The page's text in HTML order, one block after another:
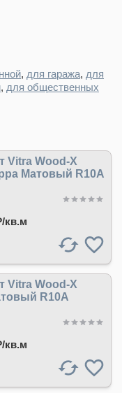
, для гаража, для
, для общественных
Vitra Wood-X
Матовый R10A
кв.м
Vitra Wood-X
R10A
кв.м